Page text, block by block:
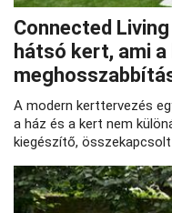
Connected
hátsó kert, ami
A modern kerttervezés
a ház és a kert nem
kiegészítő,